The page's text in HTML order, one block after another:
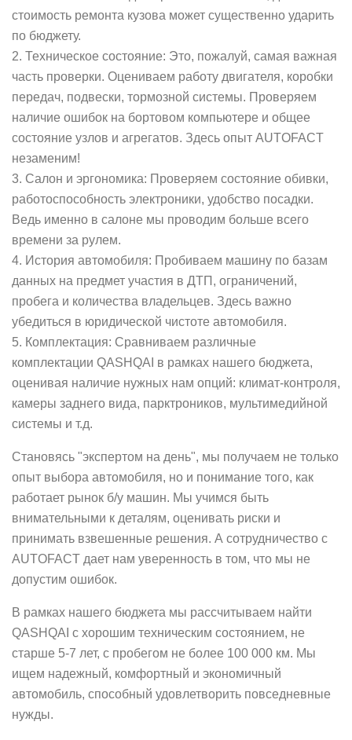
стоимость ремонта кузова может существенно ударить
по бюджету.
2. Техническое состояние: Это, пожалуй, самая важная
часть проверки. Оцениваем работу двигателя, коробки
передач, подвески, тормозной системы. Проверяем
наличие ошибок на бортовом компьютере и общее
состояние узлов и агрегатов. Здесь опыт AUTOFACT
незаменим!
3. Салон и эргономика: Проверяем состояние обивки,
работоспособность электроники, удобство посадки.
Ведь именно в салоне мы проводим больше всего
времени за рулем.
4. История автомобиля: Пробиваем машину по базам
данных на предмет участия в ДТП, ограничений,
пробега и количества владельцев. Здесь важно
убедиться в юридической чистоте автомобиля.
5. Комплектация: Сравниваем различные
комплектации QASHQAI в рамках нашего бюджета,
оценивая наличие нужных нам опций: климат-контроля,
камеры заднего вида, парктроников, мультимедийной
системы и т.д.
Становясь "экспертом на день", мы получаем не только
опыт выбора автомобиля, но и понимание того, как
работает рынок б/у машин. Мы учимся быть
внимательными к деталям, оценивать риски и
принимать взвешенные решения. А сотрудничество с
AUTOFACT дает нам уверенность в том, что мы не
допустим ошибок.
В рамках нашего бюджета мы рассчитываем найти
QASHQAI с хорошим техническим состоянием, не
старше 5-7 лет, с пробегом не более 100 000 км. Мы
ищем надежный, комфортный и экономичный
автомобиль, способный удовлетворить повседневные
нужды.